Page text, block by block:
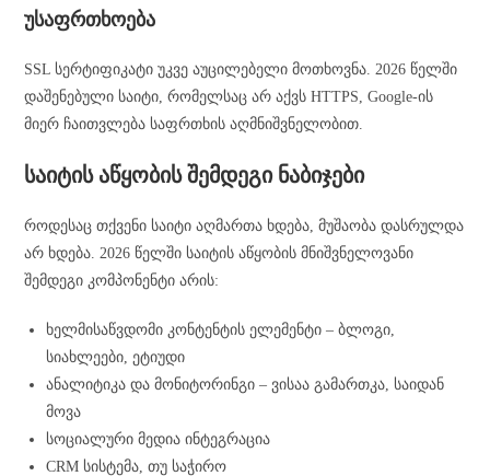
უსაფრთხოება
SSL სერტიფიკატი უკვე აუცილებელი მოთხოვნა. 2026 წელში
დაშენებული საიტი, რომელსაც არ აქვს HTTPS, Google-ის
მიერ ჩაითვლება საფრთხის აღმნიშვნელობით.
საიტის აწყობის შემდეგი ნაბიჯები
როდესაც თქვენი საიტი აღმართა ხდება, მუშაობა დასრულდა
არ ხდება. 2026 წელში საიტის აწყობის მნიშვნელოვანი
შემდეგი კომპონენტი არის:
ხელმისაწვდომი კონტენტის ელემენტი – ბლოგი,
სიახლეები, ეტიუდი
ანალიტიკა და მონიტორინგი – ვისაა გამართკა, საიდან
მოვა
სოციალური მედია ინტეგრაცია
CRM სისტემა, თუ საჭირო